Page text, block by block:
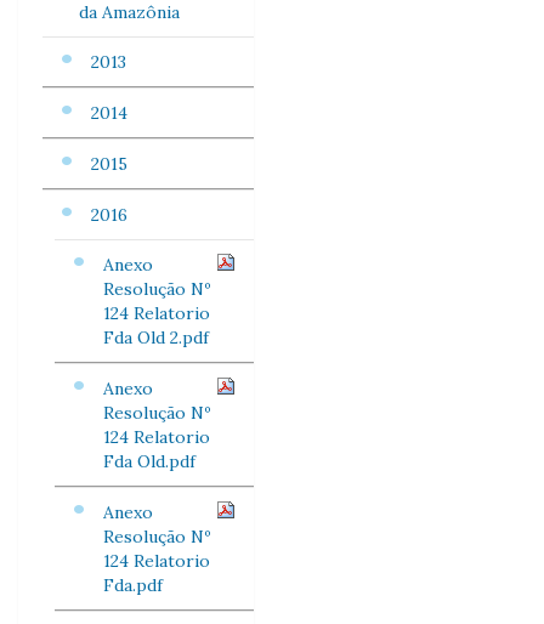
da Amazônia
2013
2014
2015
2016
Anexo
Resolução Nº
124 Relatorio
Fda Old 2.pdf
Anexo
Resolução Nº
124 Relatorio
Fda Old.pdf
Anexo
Resolução Nº
124 Relatorio
Fda.pdf